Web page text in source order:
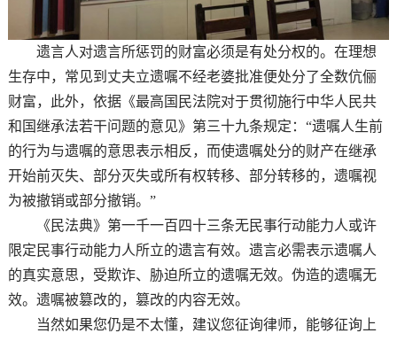
遗言人对遗言所惩罚的财富必须是有处分权的。在理想
生存中，常见到丈夫立遗嘱不经老婆批准便处分了全数伉俪
财富，此外，依据《最高国民法院对于贯彻施行中华人民共
和国继承法若干问题的意见》第三十九条规定：“遗嘱人生前
的行为与遗嘱的意思表示相反，而使遗嘱处分的财产在继承
开始前灭失、部分灭失或所有权转移、部分转移的，遗嘱视
为被撤销或部分撤销。”
《民法典》第一千一百四十三条无民事行动能力人或许
限定民事行动能力人所立的遗言有效。遗言必需表示遗嘱人
的真实意思，受欺诈、胁迫所立的遗嘱无效。伪造的遗嘱无
效。遗嘱被篡改的，篡改的内容无效。
当然如果您仍是不太懂，建议您征询律师，能够征询上